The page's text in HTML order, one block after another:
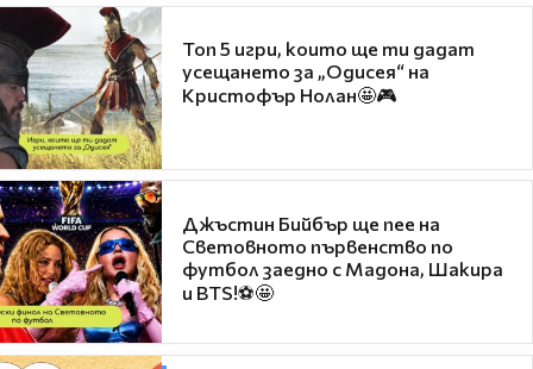
Топ 5 игри, които ще ти дадат
усещането за „Одисея“ на
Кристофър Нолан🤩🎮
Джъстин Бийбър ще пее на
Световното първенство по
футбол заедно с Мадона, Шакира
и BTS!⚽🤩